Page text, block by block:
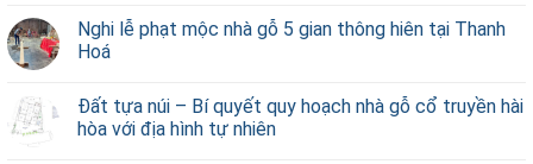
Nghi lễ phạt mộc nhà gỗ 5 gian thông hiên tại Thanh
Hoá
Đất tựa núi – Bí quyết quy hoạch nhà gỗ cổ truyền hài
hòa với địa hình tự nhiên